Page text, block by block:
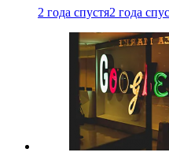
2 года спустя2 года